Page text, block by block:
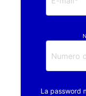
La password